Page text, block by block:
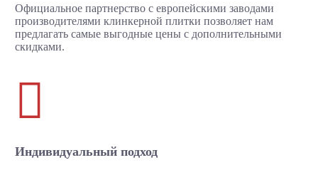
Официальное партнерство с европейскими заводами
производителями клинкерной плитки позволяет нам
предлагать самые выгодные цены с дополнительными
скидками.

Индивидуальный подход